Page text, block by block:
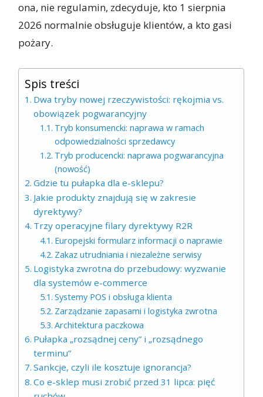
ona, nie regulamin, zdecyduje, kto 1 sierpnia
2026 normalnie obsługuje klientów, a kto gasi
pożary.
Spis treści
Dwa tryby nowej rzeczywistości: rękojmia vs.
obowiązek pogwarancyjny
Tryb konsumencki: naprawa w ramach
odpowiedzialności sprzedawcy
Tryb producencki: naprawa pogwarancyjna
(nowość)
Gdzie tu pułapka dla e-sklepu?
Jakie produkty znajdują się w zakresie
dyrektywy?
Trzy operacyjne filary dyrektywy R2R
Europejski formularz informacji o naprawie
Zakaz utrudniania i niezależne serwisy
Logistyka zwrotna do przebudowy: wyzwanie
dla systemów e-commerce
Systemy POS i obsługa klienta
Zarządzanie zapasami i logistyka zwrotna
Architektura paczkowa
Pułapka „rozsądnej ceny” i „rozsądnego
terminu”
Sankcje, czyli ile kosztuje ignorancja?
Co e-sklep musi zrobić przed 31 lipca: pięć